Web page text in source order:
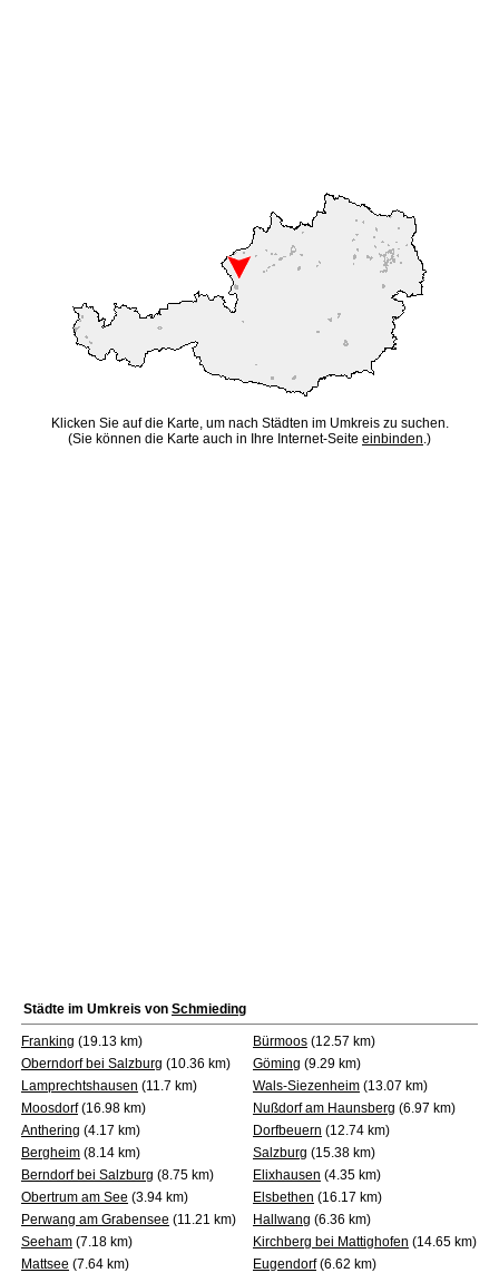
Klicken Sie auf die Karte, um nach Städten im Umkreis zu suchen.
(Sie können die Karte auch in Ihre Internet-Seite einbinden.)
Städte im Umkreis von Schmieding
Franking (19.13 km) Bürmoos (12.57 km)
Oberndorf bei Salzburg (10.36 km) Göming (9.29 km)
Lamprechtshausen (11.7 km) Wals-Siezenheim (13.07 km)
Moosdorf(16.98 km) Nußdorf am Haunsberg (6.97 km)
Anthering (4.17 km) Dorfbeuern (12.74 km)
Bergheim (8.14 km) Salzburg (15.38 km)
Berndorf bei Salzburg (8.75 km) Elixhausen (4.35 km)
Obertrum am See (3.94 km) Elsbethen (16.17 km)
Perwang am Grabensee (11.21 km) Hallwang (6.36 km)
Seeham (7.18 km) Kirchberg bei Mattighofen (14.65 km)
Mattsee (7.64 km) Eugendorf(6.62 km)